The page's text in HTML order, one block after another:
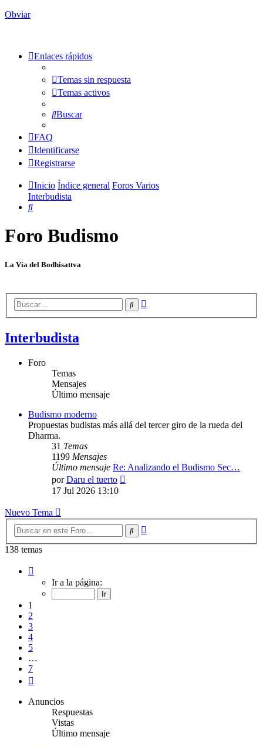
Obviar
Enlaces rápidos
Temas sin respuesta
Temas activos
Buscar
FAQ
Identificarse
Registrarse
Inicio Índice general Foros Varios
Interbudista
Buscar
Foro Budismo
La Vía del Bodhisattva
Buscar
Interbudista
Foro
Temas
Mensajes
Último mensaje
Budismo moderno
Propuestas budistas más allá del tercer giro de la rueda del
Dharma.
31 Temas
1199 Mensajes
Último mensaje Re: Analizando el Budismo Sec…
porDaru el tuerto
17 Jul 2026 13:10
Nuevo Tema
Buscar
138 temas
Ir a la página:
1
2
3
4
5
…
7
Anuncios
Respuestas
Vistas
Último mensaje